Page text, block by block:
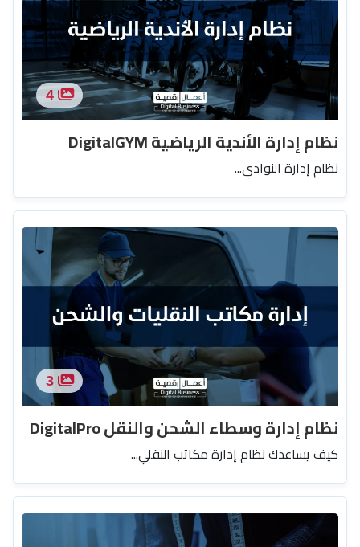
4
نظام إدارة الأندية الرياضية DigitalGYM
نظام إدارة النوادي...
3
نظام إدارة وسطاء الشحن والنقل DigitalPro
كيف يساعدك نظام إدارة مكاتب النقلي...